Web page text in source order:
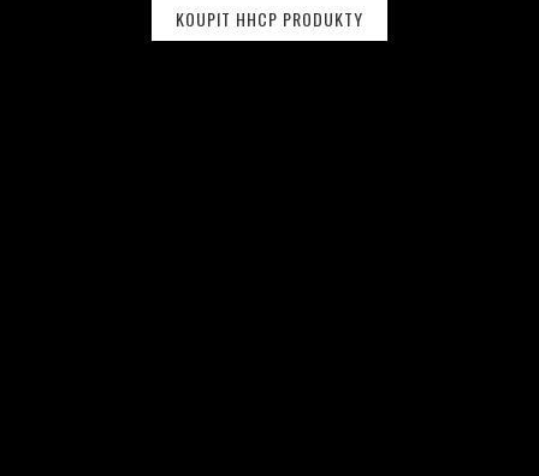
KOUPIT HHCP PRODUKTY